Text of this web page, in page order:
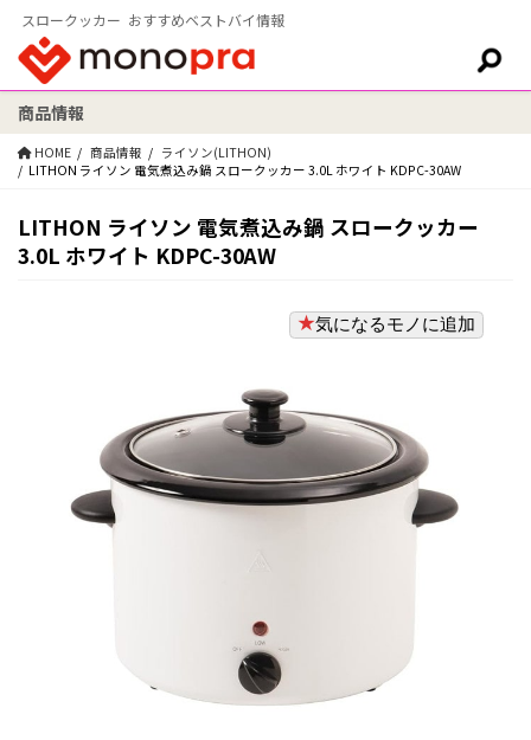
スロークッカー おすすめベストバイ情報
検索:
商品情報
HOME 商品情報
ライソン(LITHON)
LITHON ライソン 電気煮込み鍋 スロークッカー 3.0L ホワイト KDPC-30AW
LITHON ライソン 電気煮込み鍋 スロークッカー
3.0L ホワイト KDPC-30AW
気になるモノに追加